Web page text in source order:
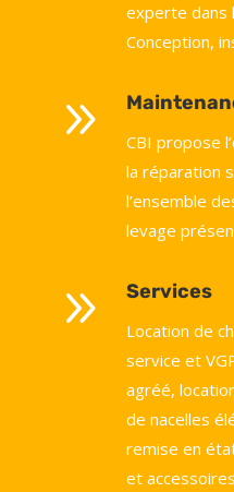
experte dans
Conception,
9
CBI propose
la réparation
l’ensemble
levage
9 Services
Location de
service et
agréé,
de nacelles
remise en
et